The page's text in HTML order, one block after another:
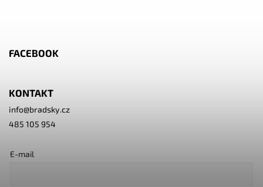
FACEBOOK
KONTAKT
info@bradsky.cz
485 105 954
E-mail